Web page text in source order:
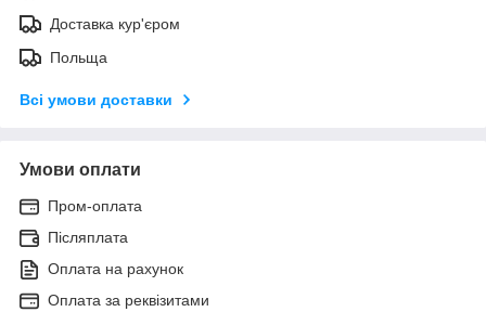
Доставка кур'єром
Польща
Всі умови доставки
Умови оплати
Пром-оплата
Післяплата
Оплата на рахунок
Оплата за реквізитами